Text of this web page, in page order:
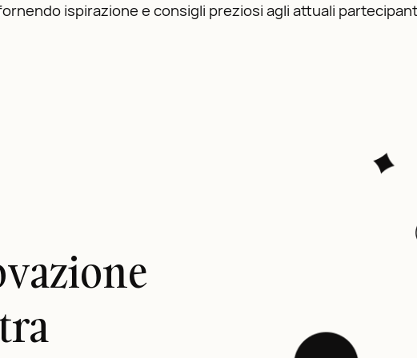
ispirazione e consigli preziosi agli attuali